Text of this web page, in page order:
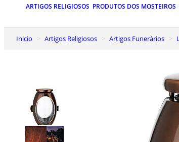
ARTIGOS RELIGIOSOS PRODUTOS DOS MOSTEIROS
Inicio Artigos Religiosos Artigos Funerários